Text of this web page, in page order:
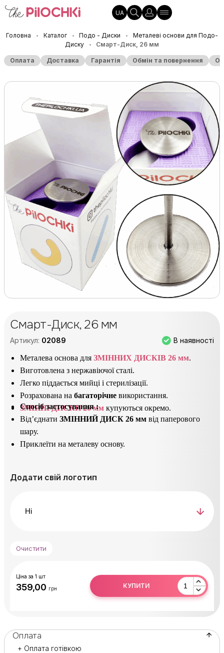
UA
Головна • Каталог • Подо - Диски •
Металеві основи для Подо-
Диску
• Смарт-Диск, 26 мм
Оплата Доставка Гарантія Обмін та повернення
Смарт-Диск, 26 мм
Артикул: 02089 В наявності
Металева основа для ЗМІННИХ ДИСКІВ 26 мм.
Виготовлена з нержавіючої сталі.
Легко піддається мийці і стерилізації.
Розрахована на багаторічне використання.
ЗМІННІ ДИСКИ 26 мм купуються окремо.
Спосіб застосування:
Від’єднати ЗМІННИЙ ДИСК 26 мм від паперового
шару.
Приклеїти на металеву основу.
ммі утилізувати його.
Додати свій логотип
Очистити
Ціна за 1 шт
грн
КУПИТИ
Оплата
+ Оплата готівкою